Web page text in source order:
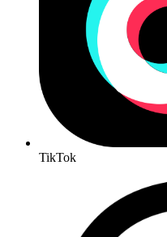
TikTok